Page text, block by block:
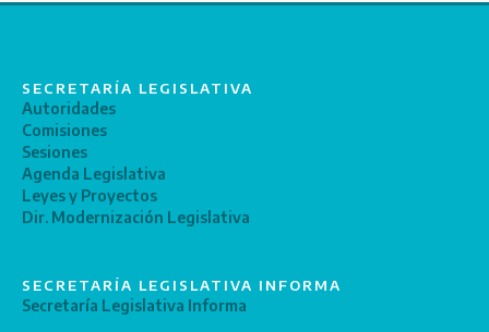
SECRETARÍA LEGISLATIVA
Autoridades
Comisiones
Sesiones
Agenda Legislativa
Leyes y Proyectos
Dir. Modernización Legislativa
SECRETARÍA LEGISLATIVA INFORMA
Secretaría Legislativa Informa